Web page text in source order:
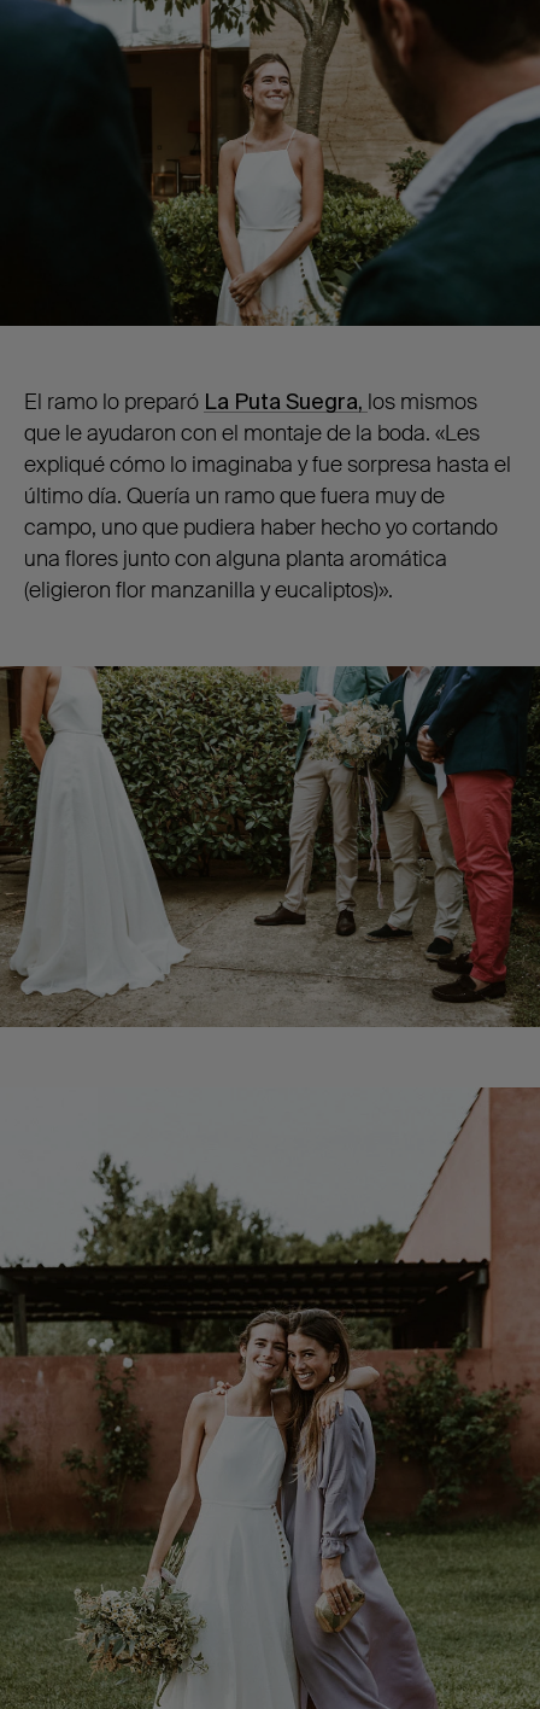
El ramo lo preparó La Puta Suegra, los mismos
que le ayudaron con el montaje de la boda. «Les
expliqué cómo lo imaginaba y fue sorpresa hasta el
último día. Quería un ramo que fuera muy de
campo, uno que pudiera haber hecho yo cortando
una flores junto con alguna planta aromática
(eligieron flor manzanilla y eucaliptos)».